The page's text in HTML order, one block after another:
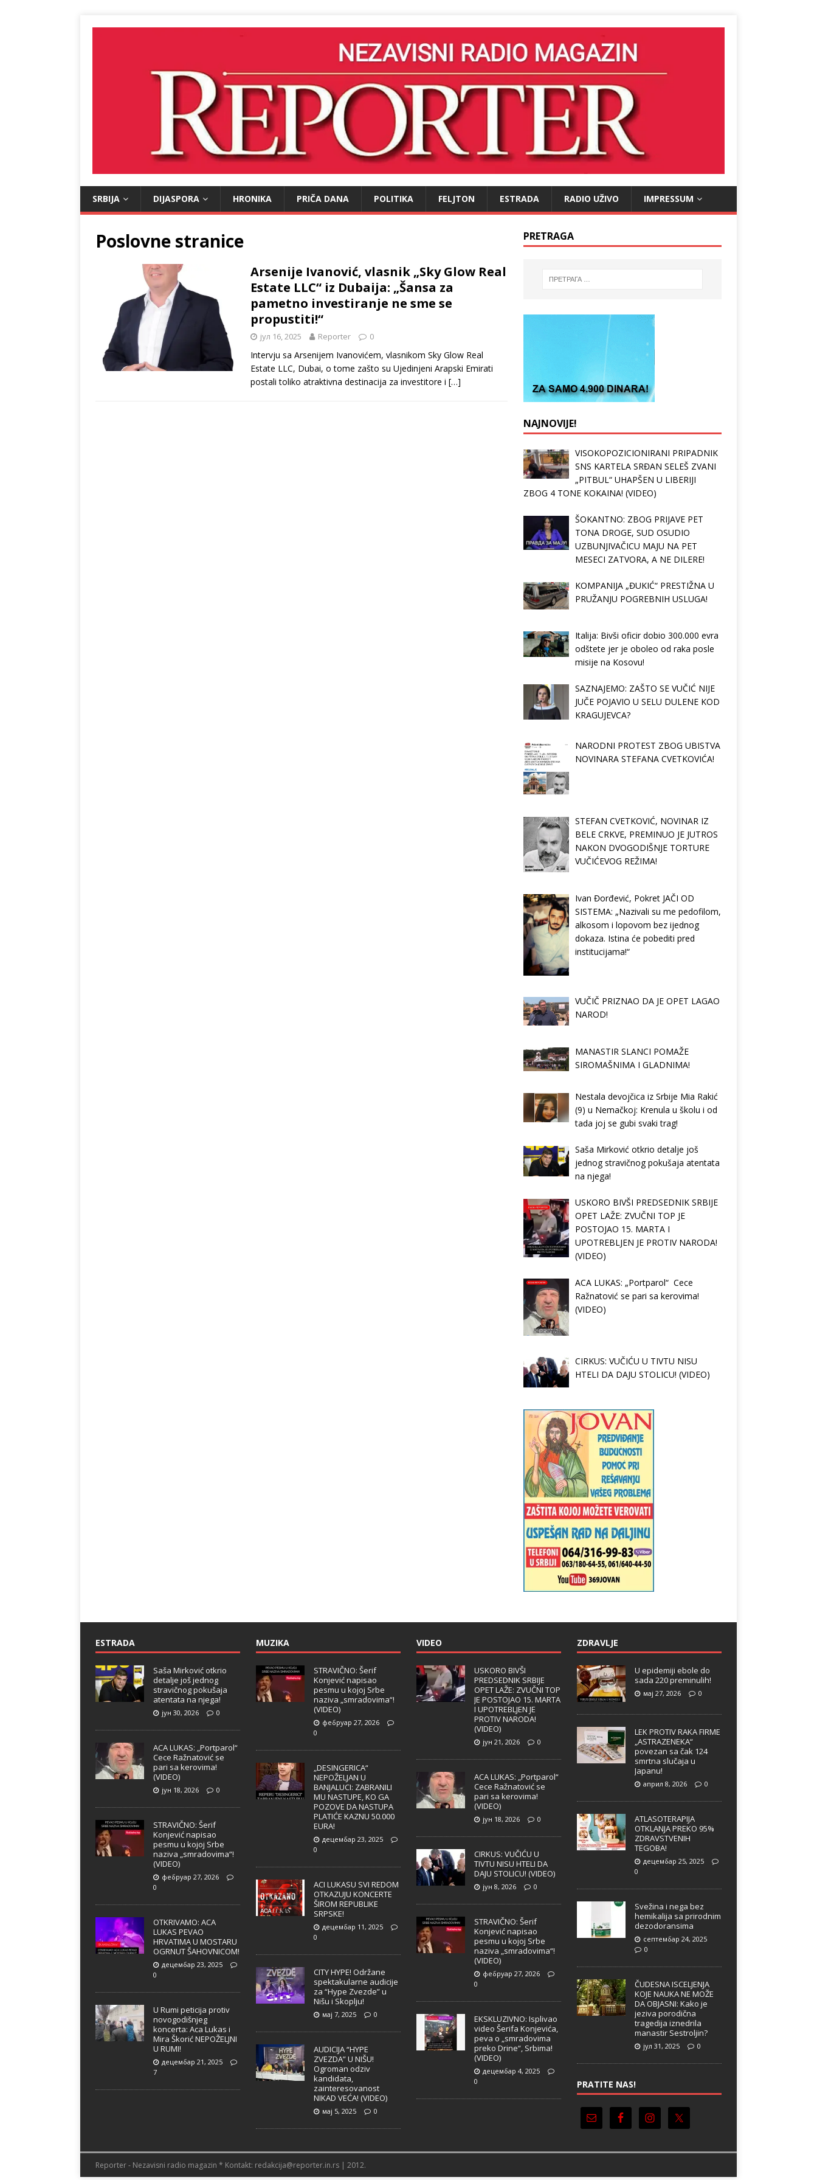
SRBIJA DIJASPORA HRONIKA PRIČA DANA POLITIKA FELJTON ESTRADA RADIO UŽIVO IMPRESSUM
Poslovne stranice
Arsenije Ivanović, vlasnik „Sky Glow Real
Estate LLC“ iz Dubaija: „Šansa za
pametno investiranje ne sme se
propustiti!“
јул 16, 2025 Reporter 0
Intervju sa Arsenijem Ivanovićem, vlasnikom Sky Glow Real
Estate LLC, Dubai, o tome zašto su Ujedinjeni Arapski Emirati
postali toliko atraktivna destinacija za investitore i […]
PRETRAGA
NAJNOVIJE!
VISOKOPOZICIONIRANI PRIPADNIK
SNS KARTELA SRĐAN SELEŠ ZVANI
„PITBUL“ UHAPŠEN U LIBERIJI
ZBOG 4 TONE KOKAINA! (VIDEO)
ŠOKANTNO: ZBOG PRIJAVE PET
TONA DROGE, SUD OSUDIO
UZBUNJIVAČICU MAJU NA PET
MESECI ZATVORA, A NE DILERE!
KOMPANIJA „ĐUKIĆ“ PRESTIŽNA U
PRUŽANJU POGREBNIH USLUGA!
Italija: Bivši oficir dobio 300.000 evra
odštete jer je oboleo od raka posle
misije na Kosovu!
SAZNAJEMO: ZAŠTO SE VUČIĆ NIJE
JUČE POJAVIO U SELU DULENE KOD
KRAGUJEVCA?
NARODNI PROTEST ZBOG UBISTVA
NOVINARA STEFANA CVETKOVIĆA!
STEFAN CVETKOVIĆ, NOVINAR IZ
BELE CRKVE, PREMINUO JE JUTROS
NAKON DVOGODIŠNJE TORTURE
VUČIĆEVOG REŽIMA!
Ivan Đorđević, Pokret JAČI OD
SISTEMA: „Nazivali su me pedofilom,
alkosom i lopovom bez ijednog
dokaza. Istina će pobediti pred
institucijama!“
VUČIČ PRIZNAO DA JE OPET LAGAO
NAROD!
MANASTIR SLANCI POMAŽE
SIROMAŠNIMA I GLADNIMA!
Nestala devojčica iz Srbije Mia Rakić
(9) u Nemačkoj: Krenula u školu i od
tada joj se gubi svaki trag!
Saša Mirković otkrio detalje još
jednog stravičnog pokušaja atentata
na njega!
USKORO BIVŠI PREDSEDNIK SRBIJE
OPET LAŽE: ZVUČNI TOP JE
POSTOJAO 15. MARTA I
UPOTREBLJEN JE PROTIV NARODA!
(VIDEO)
ACA LUKAS: „Portparol“ Cece
Ražnatović se pari sa kerovima!
(VIDEO)
CIRKUS: VUČIĆU U TIVTU NISU
HTELI DA DAJU STOLICU! (VIDEO)
ESTRADA
Saša Mirković otkrio
detalje još jednog
stravičnog pokušaja
atentata na njega!
јун 30, 2026 0
ACA LUKAS: „Portparol“
Cece Ražnatović se
pari sa kerovima!
(VIDEO)
јун 18, 2026 0
STRAVIČNO: Šerif
Konjević napisao
pesmu u kojoj Srbe
naziva „smradovima“!
(VIDEO)
фебруар 27, 2026
0
OTKRIVAMO: ACA
LUKAS PEVAO
HRVATIMA U MOSTARU
OGRNUT ŠAHOVNICOM!
децембар 23, 2025
0
U Rumi peticija protiv
novogodišnjeg
koncerta: Aca Lukas i
Mira Škorić NEPOŽELJNI
U RUMI!
децембар 21, 2025
7
MUZIKA
STRAVIČNO: Šerif
Konjević napisao
pesmu u kojoj Srbe
naziva „smradovima“!
(VIDEO)
фебруар 27, 2026
0
„DESINGERICA“
NEPOŽELJAN U
BANJALUCI: ZABRANILI
MU NASTUPE, KO GA
POZOVE DA NASTUPA
PLATIĆE KAZNU 50.000
EURA!
децембар 23, 2025
0
ACI LUKASU SVI REDOM
OTKAZUJU KONCERTE
ŠIROM REPUBLIKE
SRPSKE!
децембар 11, 2025
0
CITY HYPE! Održane
spektakularne audicije
za “Hype Zvezde” u
Nišu i Skoplju!
мај 7, 2025 0
AUDICIJA “HYPE
ZVEZDA” U NIŠU!
Ogroman odziv
kandidata,
zainteresovanost
NIKAD VEĆA! (VIDEO)
мај 5, 2025 0
VIDEO
USKORO BIVŠI
PREDSEDNIK SRBIJE
OPET LAŽE: ZVUČNI TOP
JE POSTOJAO 15. MARTA
I UPOTREBLJEN JE
PROTIV NARODA!
(VIDEO)
јун 21, 2026 0
ACA LUKAS: „Portparol“
Cece Ražnatović se
pari sa kerovima!
(VIDEO)
јун 18, 2026 0
CIRKUS: VUČIĆU U
TIVTU NISU HTELI DA
DAJU STOLICU! (VIDEO)
јун 8, 2026 0
STRAVIČNO: Šerif
Konjević napisao
pesmu u kojoj Srbe
naziva „smradovima“!
(VIDEO)
фебруар 27, 2026
0
EKSKLUZIVNO: Isplivao
video Šerifa Konjevića,
peva o „smradovima
preko Drine“, Srbima!
(VIDEO)
децембар 4, 2025
0
ZDRAVLJE
U epidemiji ebole do
sada 220 preminulih!
мај 27, 2026 0
LEK PROTIV RAKA FIRME
„ASTRAZENEKA“
povezan sa čak 124
smrtna slučaja u
Japanu!
април 8, 2026 0
ATLASOTERAPIJA
OTKLANJA PREKO 95%
ZDRAVSTVENIH
TEGOBA!
децембар 25, 2025
0
Svežina i nega bez
hemikalija sa prirodnim
dezodoransima
септембар 24, 2025
0
ČUDESNA ISCELJENJA
KOJE NAUKA NE MOŽE
DA OBJASNI: Kako je
jeziva porodična
tragedija iznedrila
manastir Sestroljin?
јул 31, 2025 0
PRATITE NAS!
Reporter - Nezavisni radio magazin * Kontakt: redakcija@reporter.in.rs | 2012.